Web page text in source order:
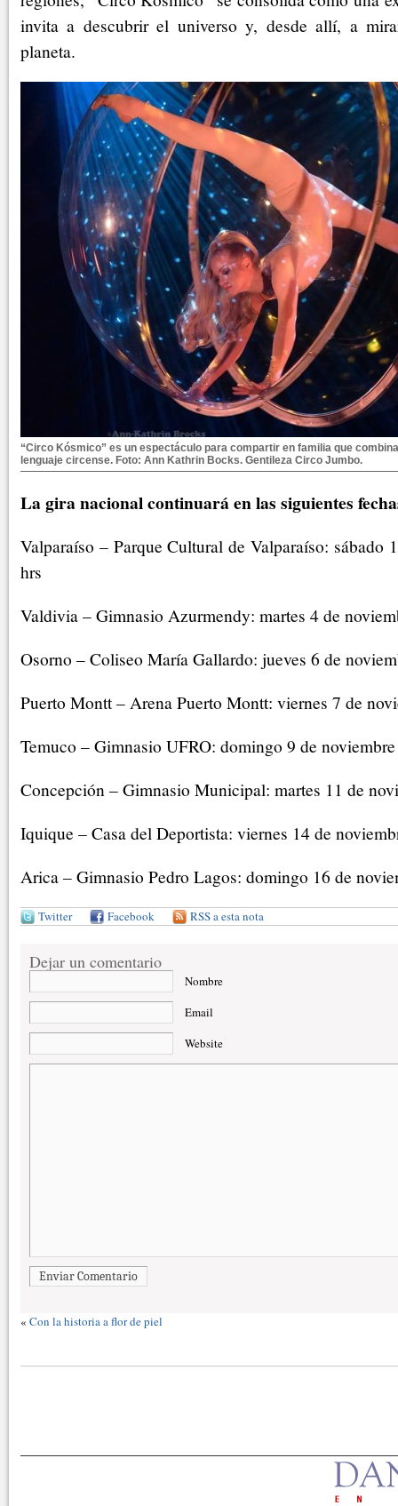
invita a descubrir el universo y, desde allí, a
planeta.
“Circo Kósmico” es un espectáculo para compartir en familia que
lenguaje circense. Foto: Ann Kathrin Bocks. Gentileza Circo Jumbo.
La gira nacional continuará en las siguientes
Valparaíso – Parque Cultural de Valparaíso: sábado
hrs
Valdivia – Gimnasio Azurmendy: martes 4 de
Osorno – Coliseo María Gallardo: jueves 6 de
Puerto Montt – Arena Puerto Montt: viernes 7 de
Temuco – Gimnasio UFRO: domingo 9 de
Concepción – Gimnasio Municipal: martes 11 de
Iquique – Casa del Deportista: viernes 14 de
Arica – Gimnasio Pedro Lagos: domingo 16 de
Twitter Facebook RSS a esta nota
Dejar un comentario
Nombre
Email
Website
Enviar Comentario
« Con la historia a flor de piel